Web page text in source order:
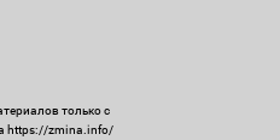
только с
https://zmina.info/